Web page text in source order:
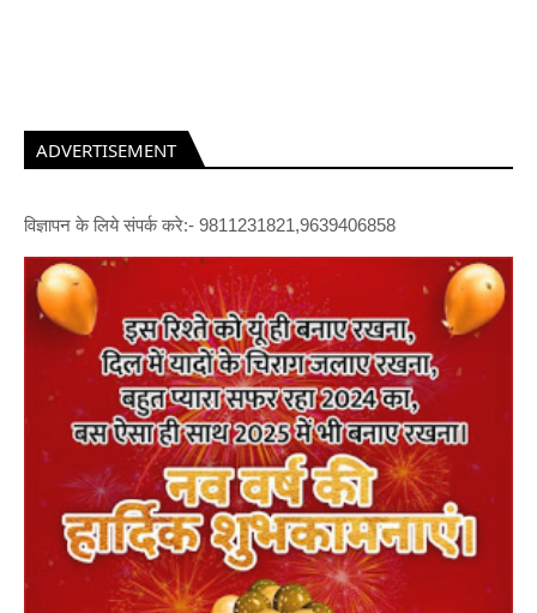
ADVERTISEMENT
विज्ञापन के लिये संपर्क करे:- 9811231821,9639406858